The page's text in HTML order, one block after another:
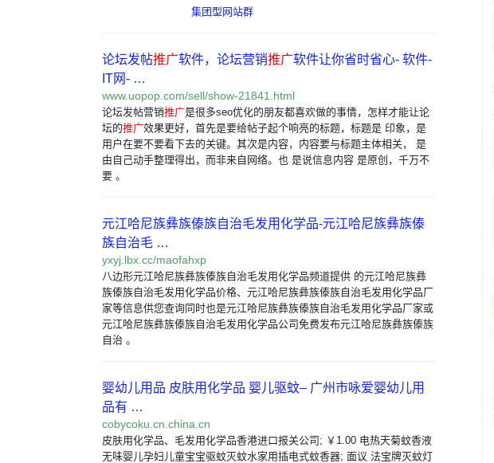
集团型网站群
论坛发帖推广软件，论坛营销推广软件让你省时省心- 软件-
IT网- …
www.uopop.com/sell/show-21841.html
论坛发帖营销推广是很多seo优化的朋友都喜欢做的事情，怎样才能让论
坛的推广效果更好，首先是要给帖子起个响亮的标题，标题是 印象，是
用户在要不要看下去的关键。其次是内容，内容要与标题主体相关， 是
由自己动手整理得出，而非来自网络。也 是说信息内容 是原创，千万不
要 。
元江哈尼族彝族傣族自治毛发用化学品-元江哈尼族彝族傣
族自治毛 …
yxyj.lbx.cc/maofahxp
八边形元江哈尼族彝族傣族自治毛发用化学品频道提供 的元江哈尼族彝
族傣族自治毛发用化学品价格、元江哈尼族彝族傣族自治毛发用化学品厂
家等信息供您查询同时也是元江哈尼族彝族傣族自治毛发用化学品厂家或
元江哈尼族彝族傣族自治毛发用化学品公司免费发布元江哈尼族彝族傣族
自治 。
婴幼儿用品 皮肤用化学品 婴儿驱蚊– 广州市咏爱婴幼儿用
品有 …
cobycoku.cn.china.cn
皮肤用化学品、毛发用化学品香港进口报关公司; ￥1.00 电热天菊蚊香液
无味婴儿孕妇儿童宝宝驱蚊灭蚊水家用插电式蚊香器; 面议 法宝牌灭蚊灯